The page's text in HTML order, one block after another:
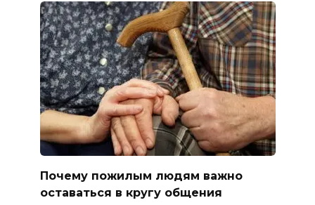
Почему пожилым людям важно
оставаться в кругу общения